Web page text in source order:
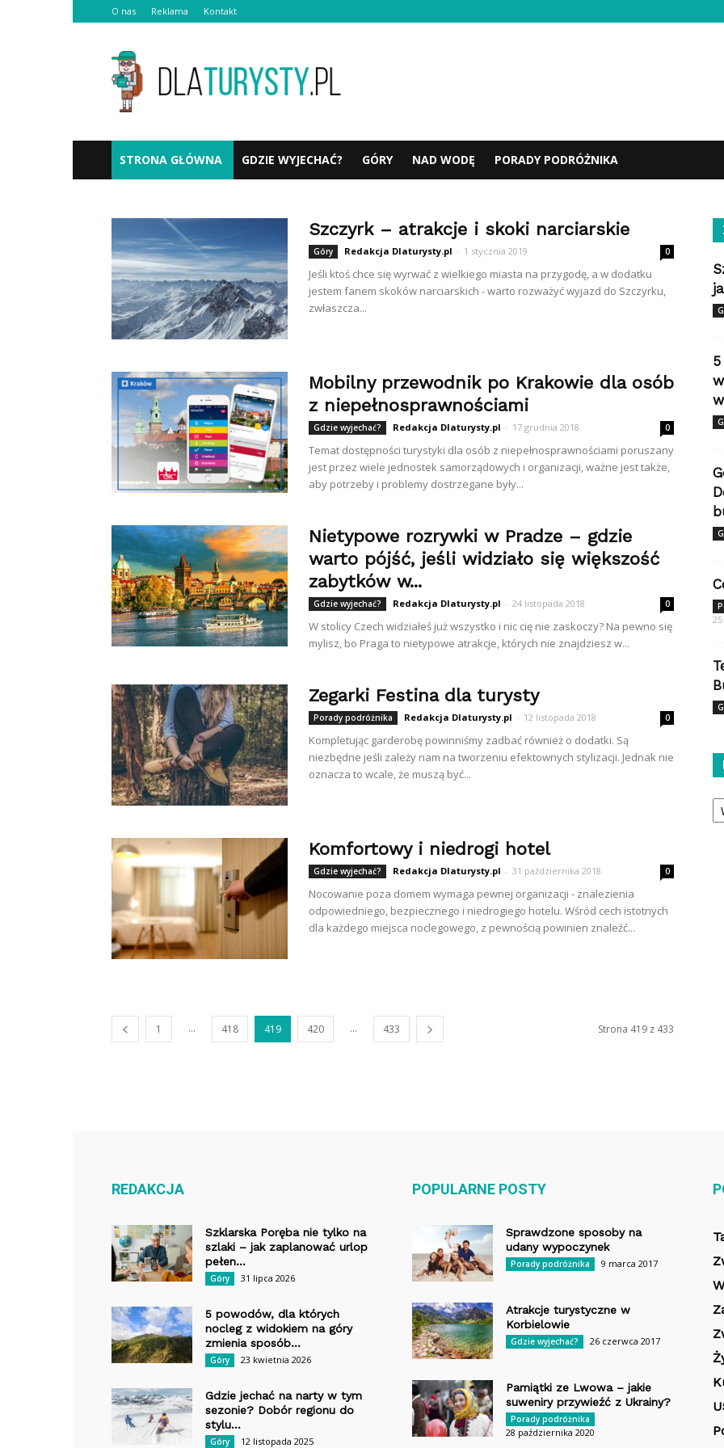
O nas Reklama Kontakt
Dlaturysty.pl
STRONA GŁÓWNA GDZIE WYJECHAĆ? GÓRY NAD WODĘ PORADY PODRÓŻNIKA
Szczyrk – atrakcje i skoki narciarskie
Góry Redakcja Dlaturysty.pl - 1 stycznia 2019 0
Jeśli ktoś chce się wyrwać z wielkiego miasta na przygodę, a w dodatku
jestem fanem skoków narciarskich - warto rozważyć wyjazd do Szczyrku,
zwłaszcza...
Mobilny przewodnik po Krakowie dla osób
z niepełnosprawnościami
Gdzie wyjechać? Redakcja Dlaturysty.pl - 17 grudnia 2018 0
Temat dostępności turystyki dla osób z niepełnosprawnościami poruszany
jest przez wiele jednostek samorządowych i organizacji, ważne jest także,
aby potrzeby i problemy dostrzegane były...
Nietypowe rozrywki w Pradze – gdzie
warto pójść, jeśli widziało się większość
zabytków w...
Gdzie wyjechać? Redakcja Dlaturysty.pl - 24 listopada 2018 0
W stolicy Czech widziałeś już wszystko i nic cię nie zaskoczy? Na pewno się
mylisz, bo Praga to nietypowe atrakcje, których nie znajdziesz w...
Zegarki Festina dla turysty
Porady podróżnika Redakcja Dlaturysty.pl - 12 listopada 2018 0
Kompletując garderobę powinniśmy zadbać również o dodatki. Są
niezbędne jeśli zależy nam na tworzeniu efektownych stylizacji. Jednak nie
oznacza to wcale, że muszą być...
Komfortowy i niedrogi hotel
Gdzie wyjechać? Redakcja Dlaturysty.pl - 31 października 2018 0
Nocowanie poza domem wymaga pewnej organizacji - znalezienia
odpowiedniego, bezpiecznego i niedrogiego hotelu. Wśród cech istotnych
dla każdego miejsca noclegowego, z pewnością powinien znaleźć...
1 ... 418 419 420 ... 433 Strona 419 z 433
REDAKCJA
Szklarska Poręba nie tylko na
szlaki – jak zaplanować urlop
pełen...
Góry 31 lipca 2026
5 powodów, dla których
nocleg z widokiem na góry
zmienia sposób...
Góry 23 kwietnia 2026
Gdzie jechać na narty w tym
sezonie? Dobór regionu do
stylu...
Góry 12 listopada 2025
POPULARNE POSTY
Sprawdzone sposoby na
udany wypoczynek
Porady podróżnika 9 marca 2017
Atrakcje turystyczne w
Korbielowie
Gdzie wyjechać? 26 czerwca 2017
Pamiątki ze Lwowa – jakie
suweniry przywieźć z Ukrainy?
Porady podróżnika
28 października 2020